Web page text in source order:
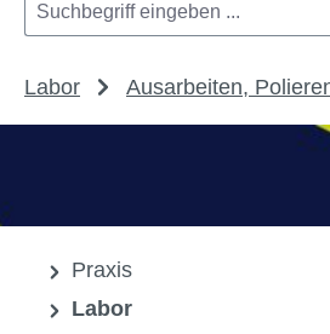
Labor Ausarbeiten,
Praxis
Labor